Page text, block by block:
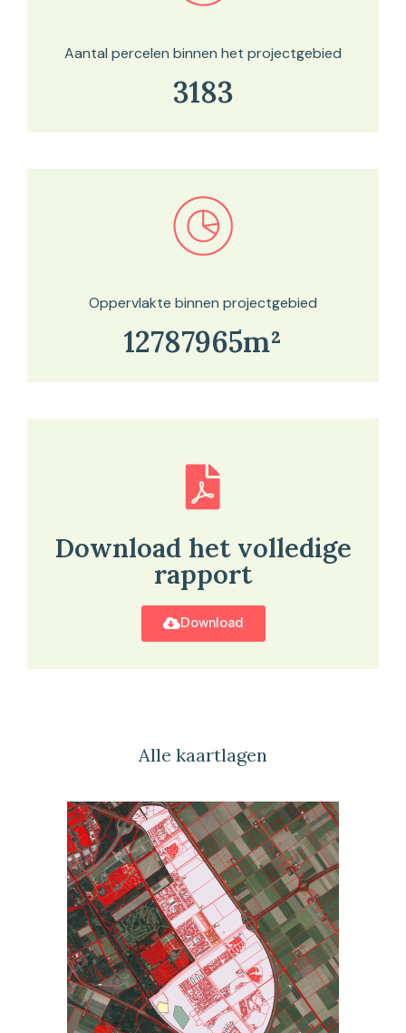
Aantal percelen binnen het projectgebied
3183
Bekijk in onze kaartviewer
Oppervlakte binnen projectgebied
12787965m²
Download het volledige
rapport
Download
Alle kaartlagen